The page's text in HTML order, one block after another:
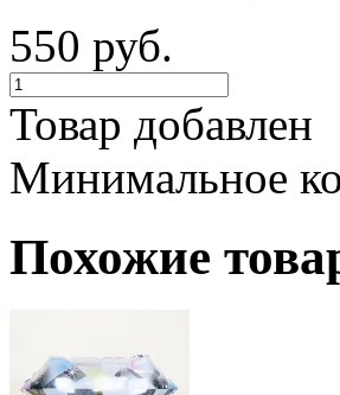
550 руб.
Товар добавлен
Минимальное
Похожие